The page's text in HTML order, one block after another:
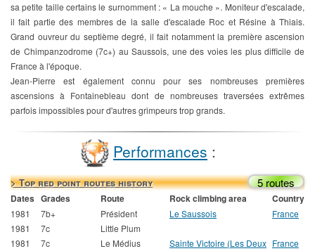
sa petite taille certains le surnomment : « La mouche ». Moniteur d'escalade,
il fait partie des membres de la salle d'escalade Roc et Résine à Thiais.
Grand ouvreur du septième degré, il fait notamment la première ascension
de Chimpanzodrome (7c+) au Saussois, une des voies les plus difficile de
France à l'époque.
Jean-Pierre est également connu pour ses nombreuses premières
ascensions à Fontainebleau dont de nombreuses traversées extrêmes
parfois impossibles pour d'autres grimpeurs trop grands.
Performances :
> Top red point routes history 5 routes
Dates Grades Route Rock climbing area Country
1981 7b+ Président Le Saussois
France
1981
7c
Little Plum
1981
7c Le Médius
Sainte Victoire (Les Deux France